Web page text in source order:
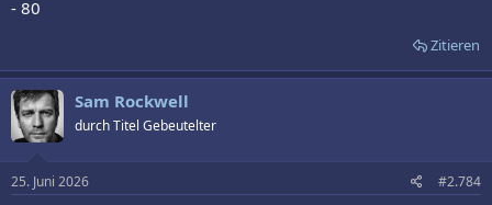
- 80
Zitieren
Sam Rockwell
durch Titel Gebeutelter
25. Juni 2026 #2.784